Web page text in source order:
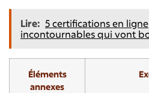
Lire: 5 certifications en ligne
incontournables qui vont
Éléments
annexes